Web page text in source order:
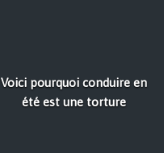
Voici pourquoi conduire en
été est une torture